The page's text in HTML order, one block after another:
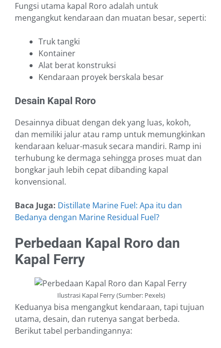
Fungsi utama kapal Roro adalah untuk
mengangkut kendaraan dan muatan besar, seperti:
Truk tangki
Kontainer
Alat berat konstruksi
Kendaraan proyek berskala besar
Desain Kapal Roro
Desainnya dibuat dengan dek yang luas, kokoh,
dan memiliki jalur atau ramp untuk memungkinkan
kendaraan keluar-masuk secara mandiri. Ramp ini
terhubung ke dermaga sehingga proses muat dan
bongkar jauh lebih cepat dibanding kapal
konvensional.
Baca Juga: Distillate Marine Fuel: Apa itu dan
Bedanya dengan Marine Residual Fuel?
Perbedaan Kapal Roro dan
Kapal Ferry
Ilustrasi Kapal Ferry (Sumber: Pexels)
Keduanya bisa mengangkut kendaraan, tapi tujuan
utama, desain, dan rutenya sangat berbeda.
Berikut tabel perbandingannya: